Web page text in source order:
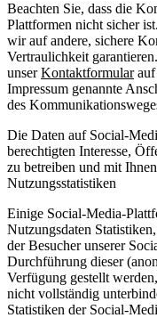
Beachten Sie, dass die
Plattformen nicht sicher
wir auf andere, sichere
Vertraulichkeit
unserKontaktformularauf
Impressum genannte
des
Die Daten auf Social-
berechtigten Interesse,
zu betreiben und mit
Nutzungsstatistiken
Einige Social-Media-
Nutzungsdaten
der Besucher unserer
Durchführung dieser
Verfügung gestellt
nicht vollständig
Statistiken der Social-